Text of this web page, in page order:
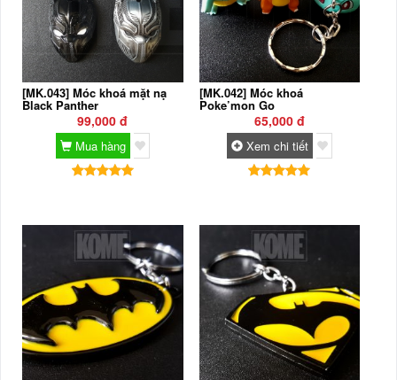
[MK.043] Móc khoá mặt nạ
Black Panther
99,000 đ
Mua hàng
[MK.042] Móc khoá
Poke’mon Go
65,000 đ
Xem chi tiết